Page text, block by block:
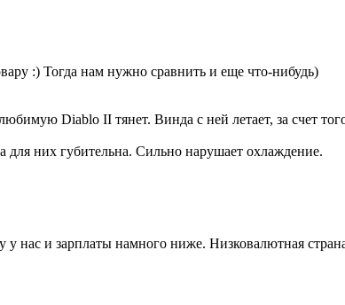
:) Тогда нам нужно сравнить и еще что-нибудь)
Diablo II тянет. Винда с ней летает, за счет
них губительна. Сильно нарушает охлаждение.
нас и зарплаты намного ниже. Низковалютная